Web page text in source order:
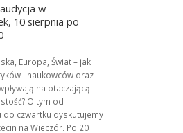
w
10 sierpnia po
Europa, Świat – jak
i naukowców oraz
na otaczającą
O tym od
do czwartku dyskutujemy
na Wieczór. Po 20